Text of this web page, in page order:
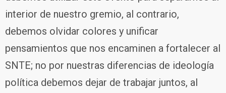
interior de nuestro gremio, al contrario,
debemos olvidar colores y unificar
pensamientos que nos encaminen a fortalecer al
SNTE; no por nuestras diferencias de ideología
política debemos dejar de trabajar juntos, al